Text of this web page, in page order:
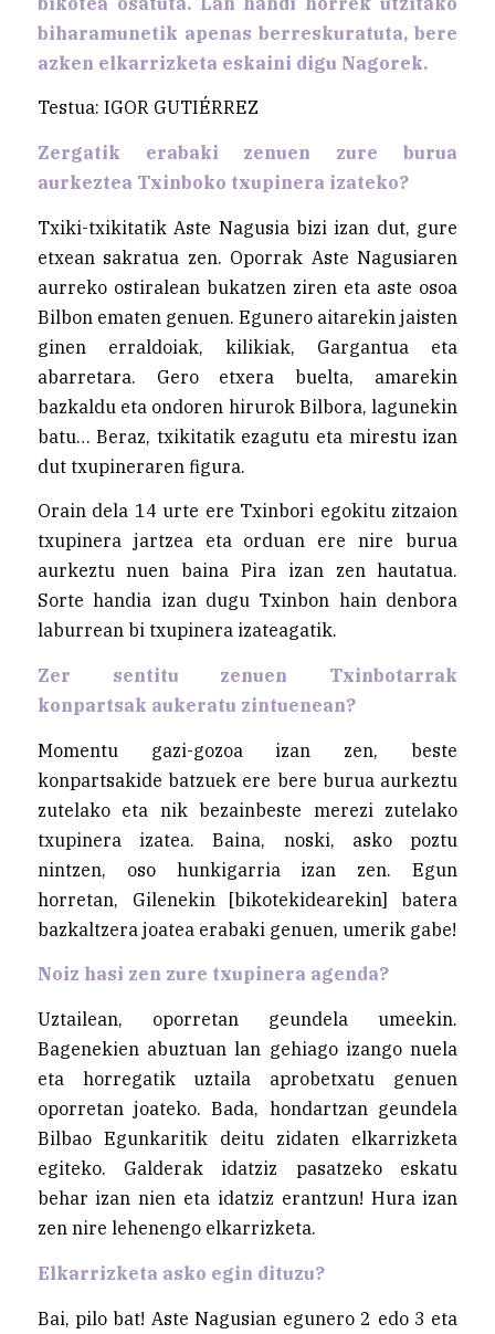
biharamunetik apenas berreskuratuta, bere
azken elkarrizketa eskaini digu Nagorek.
Testua: IGOR GUTIÉRREZ
Zergatik erabaki zenuen zure burua
aurkeztea Txinboko txupinera izateko?
Txiki-txikitatik Aste Nagusia bizi izan dut, gure
etxean sakratua zen. Oporrak Aste Nagusiaren
aurreko ostiralean bukatzen ziren eta aste osoa
Bilbon ematen genuen. Egunero aitarekin jaisten
ginen erraldoiak, kilikiak, Gargantua eta
abarretara. Gero etxera buelta, amarekin
bazkaldu eta ondoren hirurok Bilbora, lagunekin
batu… Beraz, txikitatik ezagutu eta mirestu izan
dut txupineraren figura.
Orain dela 14 urte ere Txinbori egokitu zitzaion
txupinera jartzea eta orduan ere nire burua
aurkeztu nuen baina Pira izan zen hautatua.
Sorte handia izan dugu Txinbon hain denbora
laburrean bi txupinera izateagatik.
Zer sentitu zenuen Txinbotarrak
konpartsak aukeratu zintuenean?
Momentu gazi-gozoa izan zen, beste
konpartsakide batzuek ere bere burua aurkeztu
zutelako eta nik bezainbeste merezi zutelako
txupinera izatea. Baina, noski, asko poztu
nintzen, oso hunkigarria izan zen. Egun
horretan, Gilenekin [bikotekidearekin] batera
bazkaltzera joatea erabaki genuen, umerik gabe!
Noiz hasi zen zure txupinera agenda?
Uztailean, oporretan geundela umeekin.
Bagenekien abuztuan lan gehiago izango nuela
eta horregatik uztaila aprobetxatu genuen
oporretan joateko. Bada, hondartzan geundela
Bilbao Egunkaritik deitu zidaten elkarrizketa
egiteko. Galderak idatziz pasatzeko eskatu
behar izan nien eta idatziz erantzun! Hura izan
zen nire lehenengo elkarrizketa.
Elkarrizketa asko egin dituzu?
Bai, pilo bat! Aste Nagusian egunero 2 edo 3 eta